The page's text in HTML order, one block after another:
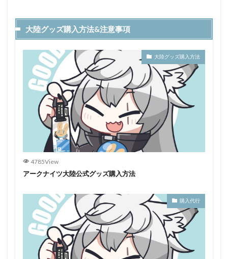
大陸グッズ購入方法&注意事項
大陸グッズ購入方法
4785View
アークナイツ大陸公式グッズ購入方法
購入代行